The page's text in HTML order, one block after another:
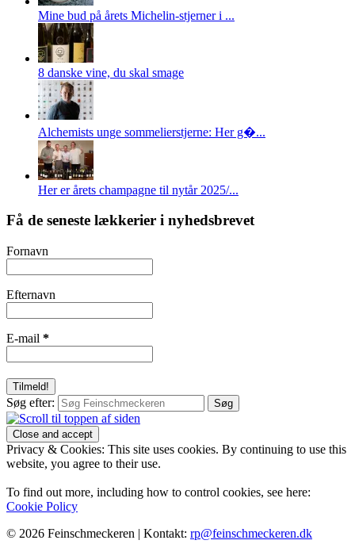
Mine bud på årets Michelin-stjerner i ...
8 danske vine, du skal smage
Alchemists unge sommelierstjerne: Her g�...
Her er årets champagne til nytår 2025/...
Få de seneste lækkerier i nyhedsbrevet
Fornavn
Efternavn
E-mail *
Søg efter:
Privacy & Cookies: This site uses cookies. By continuing to use this
website, you agree to their use.
To find out more, including how to control cookies, see here:
Cookie Policy
© 2026 Feinschmeckeren | Kontakt: rp@feinschmeckeren.dk